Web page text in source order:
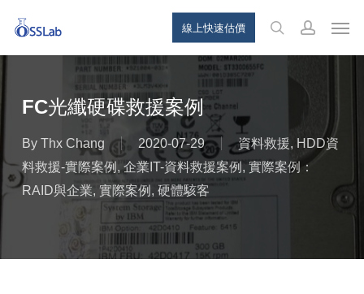
main
線上快速估價
searchaccount
FC光纖硬碟救援案例
By Thx Chang 2020-07-29 資料救援, HDD資
料救援-實際案例 , 企業IT-資料救援案例 , 實際案例：
RAID與企業, 實際案例 , 硬體駭客